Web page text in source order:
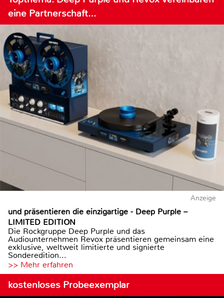
eine Partnerschaft…
Anzeige
und präsentieren die einzigartige - Deep Purple –
LIMITED EDITION
Die Rockgruppe Deep Purple und das
Audiounternehmen Revox präsentieren gemeinsam eine
exklusive, weltweit limitierte und signierte
Sonderedition...
>> Mehr erfahren
kostenloses Probeexemplar